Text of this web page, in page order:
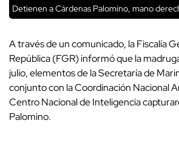
Detienen a Cárdenas Palomino, mano
A través de un comunicado, la Fiscalía
República (FGR) informó que la
julio, elementos de la Secretaría de
conjunto con la Coordinación Nacional
Centro Nacional de Inteligencia
Palomino.